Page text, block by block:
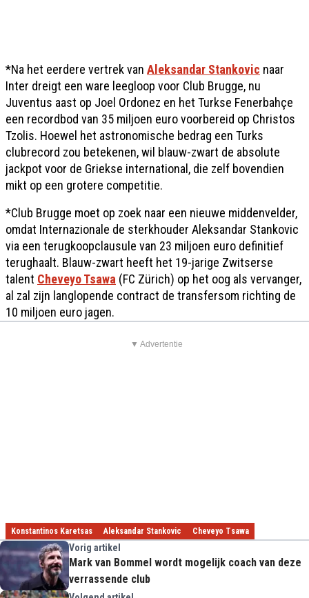
*Na het eerdere vertrek van Aleksandar Stankovic naar
Inter dreigt een ware leegloop voor Club Brugge, nu
Juventus aast op Joel Ordonez en het Turkse Fenerbahçe
een recordbod van 35 miljoen euro voorbereid op Christos
Tzolis. Hoewel het astronomische bedrag een Turks
clubrecord zou betekenen, wil blauw-zwart de absolute
jackpot voor de Griekse international, die zelf bovendien
mikt op een grotere competitie.
*Club Brugge moet op zoek naar een nieuwe middenvelder,
omdat Internazionale de sterkhouder Aleksandar Stankovic
via een terugkoopclausule van 23 miljoen euro definitief
terughaalt. Blauw-zwart heeft het 19-jarige Zwitserse
talent Cheveyo Tsawa (FC Zürich) op het oog als vervanger,
al zal zijn langlopende contract de transfersom richting de
10 miljoen euro jagen.
▼ Advertentie
Konstantinos Karetsas Aleksandar Stankovic Cheveyo Tsawa
Vorig artikel
Mark van Bommel wordt mogelijk coach van deze
verrassende club